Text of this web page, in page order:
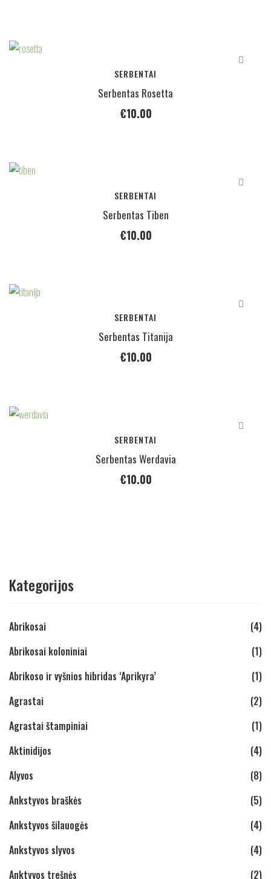
SERBENTAI
Serbentas Rosetta
€10.00
SERBENTAI
Serbentas Tiben
€10.00
SERBENTAI
Serbentas Titanija
€10.00
SERBENTAI
Serbentas Werdavia
€10.00
Kategorijos
Abrikosai
(4)
Abrikosai koloniniai
(1)
Abrikoso ir vyšnios hibridas ‘Aprikyra’
(1)
Agrastai
(2)
Agrastai štampiniai
(1)
Aktinidijos
(4)
Alyvos
(8)
Ankstyvos braškės
(5)
Ankstyvos šilauogės
(4)
Ankstyvos slyvos
(4)
Anktyvos trešnės
(2)